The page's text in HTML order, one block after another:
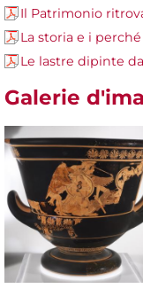
Il Patrimonio
La storia e i
Le lastre dipinte
Galerie